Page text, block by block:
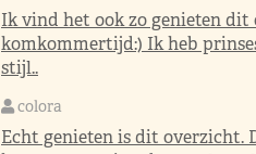
Ik vind het ook zo genieten dit
komkommertijd:) Ik heb
stijl..
colora
Echt genieten is dit overzicht.